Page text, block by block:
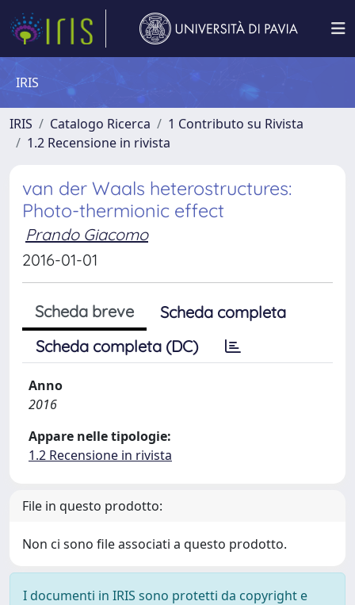
IRIS
IRIS Catalogo Ricerca
1 Contributo su Rivista
1.2 Recensione in rivista
van der Waals heterostructures:
Photo-thermionic effect
Prando Giacomo
2016-01-01
Scheda breve
Scheda completa
Scheda completa (DC)
Anno
2016
Appare nelle tipologie:
1.2 Recensione in rivista
File in questo prodotto:
Non ci sono file associati a questo prodotto.
I documenti in IRIS sono protetti da copyright e